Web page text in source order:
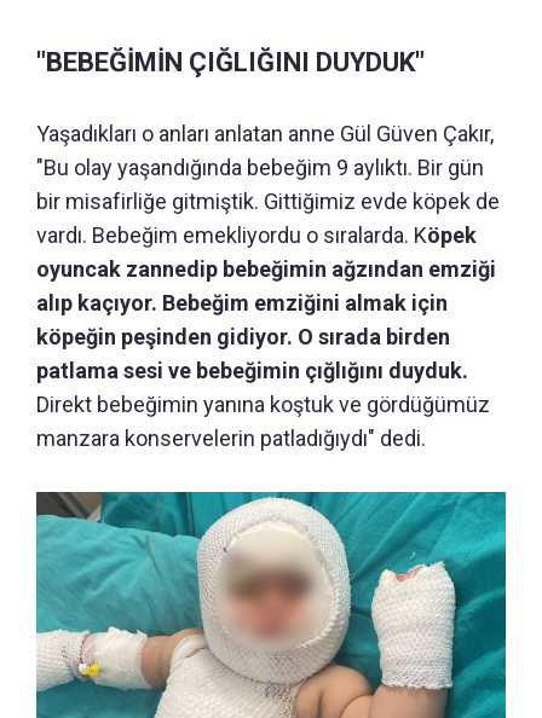
"BEBEĞİMİN ÇIĞLIĞINI DUYDUK"
Yaşadıkları o anları anlatan anne Gül Güven Çakır,
"Bu olay yaşandığında bebeğim 9 aylıktı. Bir gün
bir misafirliğe gitmiştik. Gittiğimiz evde köpek de
vardı. Bebeğim emekliyordu o sıralarda. Köpek
oyuncak zannedip bebeğimin ağzından emziği
alıp kaçıyor. Bebeğim emziğini almak için
köpeğin peşinden gidiyor. O sırada birden
patlama sesi ve bebeğimin çığlığını duyduk.
Direkt bebeğimin yanına koştuk ve gördüğümüz
manzara konservelerin patladığıydı" dedi.